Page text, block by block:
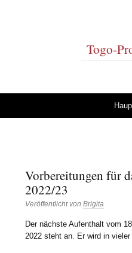
Togo-
Vorbereitungen für
2022/23
Veröffentlicht vonBrigita
Der nächste Aufenthalt vom
2022 steht an. Er wird in